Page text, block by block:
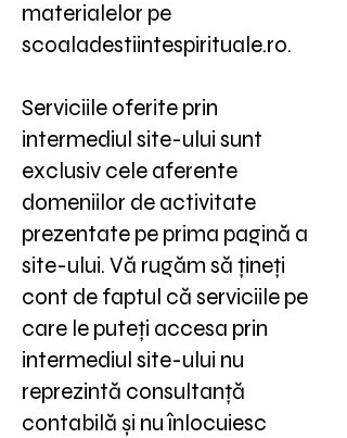
materialelor pe
scoaladestiintespirituale.ro.
Serviciile oferite prin
intermediul site-ului sunt
exclusiv cele aferente
domeniilor de activitate
prezentate pe prima pagină a
site-ului. Vă rugăm să țineți
cont de faptul că serviciile pe
care le puteți accesa prin
intermediul site-ului nu
reprezintă consultanță
contabilă și nu înlocuiesc